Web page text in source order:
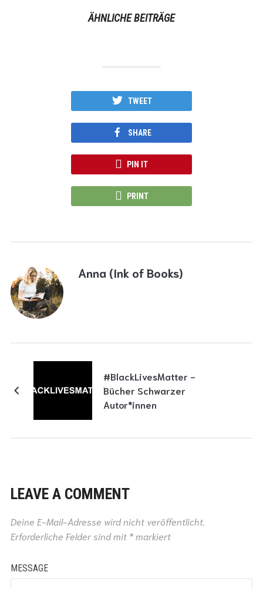
ÄHNLICHE BEITRÄGE
TWEET
SHARE
PIN IT
PRINT
Anna (Ink of Books)
#BlackLivesMatter -
Bücher Schwarzer
Autor*innen
LEAVE A COMMENT
Deine E-Mail-Adresse wird nicht veröffentlicht.
Erforderliche Felder sind mit *markiert
MESSAGE